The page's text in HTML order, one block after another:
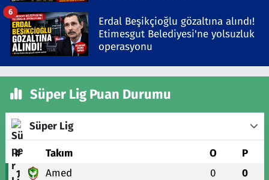
Erdal Beşikçioğlu gözaltına alındı!
Etimesgut Belediyesi'ne yolsuzluk
operasyonu
6
Süper Lig Puan Durumu
Süper Lig
# Takım O P
1 Amed 0 0